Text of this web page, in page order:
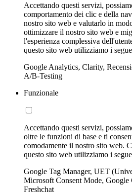
Accettando questi servizi,
comportamento dei clic e della
nostro sito web e valutarlo in
ottimizzare il nostro sito web e
l'esperienza complessiva
questo sito web utilizziamo i
Google Analytics, Clarity,
A/B-Testing
Funzionale
Accettando questi servizi,
oltre le funzioni di base e ti
comodamente il nostro sito web.
questo sito web utilizziamo i
Google Tag Manager, UET
Microsoft Consent Mode, Google
Freshchat